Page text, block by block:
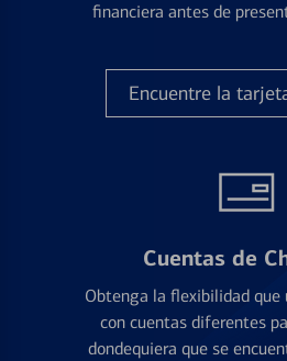
financiera antes de
Encuentre la
Cuentas de
Obtenga la flexibilidad que
con cuentas diferentes
dondequiera que se